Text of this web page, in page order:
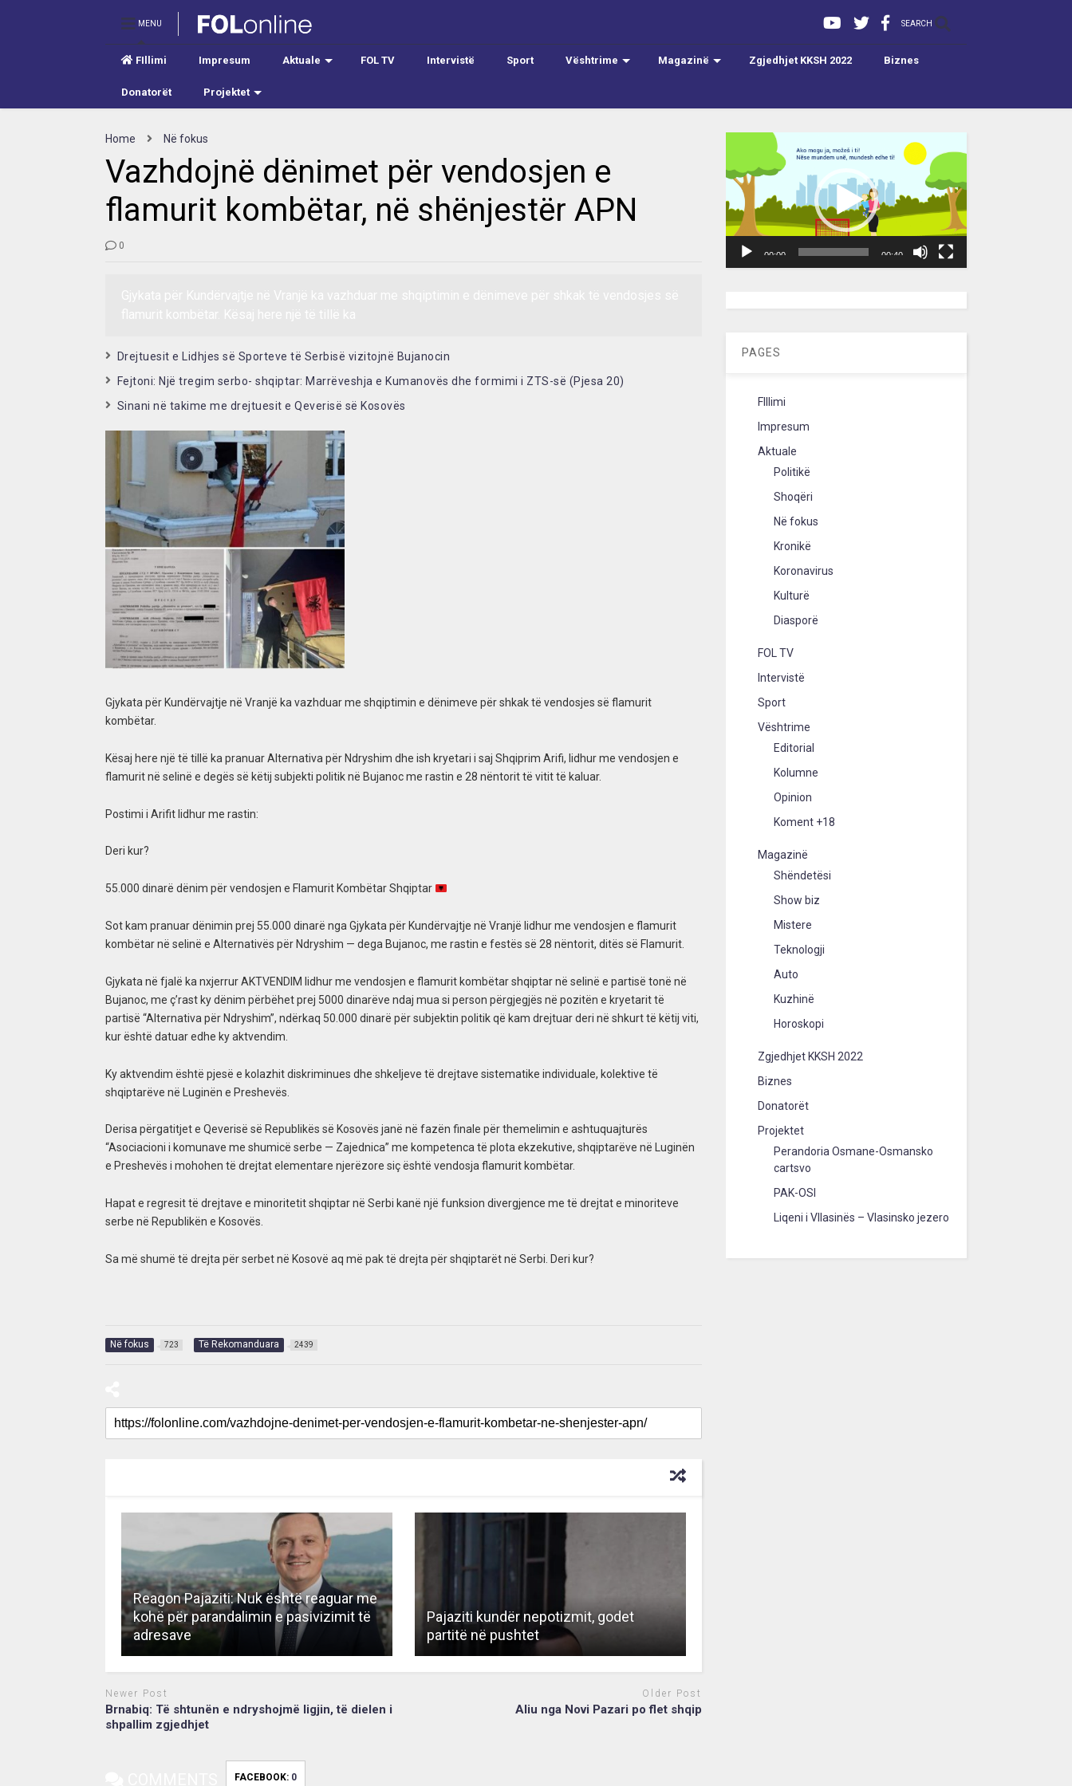
MENU SEARCH
FIllimi Impresum Aktuale FOL TV Intervistë Sport Vështrime Magazinë Zgjedhjet KKSH 2022 Biznes
Donatorët Projektet
Home Në fokus
Vazhdojnë dënimet për vendosjen e
flamurit kombëtar, në shënjestër APN
0
Drejtuesit e Lidhjes së Sporteve të Serbisë vizitojnë Bujanocin
Fejtoni: Një tregim serbo- shqiptar: Marrëveshja e Kumanovës dhe formimi i ZTS-së (Pjesa 20)
Sinani në takime me drejtuesit e Qeverisë së Kosovës
Gjykata për Kundërvajtje në Vranjë ka vazhduar me shqiptimin e dënimeve për shkak të vendosjes së flamurit
kombëtar.
Kësaj here një të tillë ka pranuar Alternativa për Ndryshim dhe ish kryetari i saj Shqiprim Arifi, lidhur me vendosjen e
flamurit në selinë e degës së këtij subjekti politik në Bujanoc me rastin e 28 nëntorit të vitit të kaluar.
Postimi i Arifit lidhur me rastin:
Deri kur?
55.000 dinarë dënim për vendosjen e Flamurit Kombëtar Shqiptar
Sot kam pranuar dënimin prej 55.000 dinarë nga Gjykata për Kundërvajtje në Vranjë lidhur me vendosjen e flamurit
kombëtar në selinë e Alternativës për Ndryshim — dega Bujanoc, me rastin e festës së 28 nëntorit, ditës së Flamurit.
Gjykata në fjalë ka nxjerrur AKTVENDIM lidhur me vendosjen e flamurit kombëtar shqiptar në selinë e partisë tonë në
Bujanoc, me ç’rast ky dënim përbëhet prej 5000 dinarëve ndaj mua si person përgjegjës në pozitën e kryetarit të
partisë “Alternativa për Ndryshim”, ndërkaq 50.000 dinarë për subjektin politik që kam drejtuar deri në shkurt të këtij viti,
kur është datuar edhe ky aktvendim.
Ky aktvendim është pjesë e kolazhit diskriminues dhe shkeljeve të drejtave sistematike individuale, kolektive të
shqiptarëve në Luginën e Preshevës.
Derisa përgatitjet e Qeverisë së Republikës së Kosovës janë në fazën finale për themelimin e ashtuquajturës
“Asociacioni i komunave me shumicë serbe — Zajednica” me kompetenca të plota ekzekutive, shqiptarëve në Luginën
e Preshevës i mohohen të drejtat elementare njerëzore siç është vendosja flamurit kombëtar.
Hapat e regresit të drejtave e minoritetit shqiptar në Serbi kanë një funksion divergjence me të drejtat e minoriteve
serbe në Republikën e Kosovës.
Sa më shumë të drejta për serbet në Kosovë aq më pak të drejta për shqiptarët në Serbi. Deri kur?
Në fokus 723 Të Rekomanduara 2439
Reagon Pajaziti: Nuk është reaguar me
kohë për parandalimin e pasivizimit të
adresave
Pajaziti kundër nepotizmit, godet
partitë në pushtet
Newer Post
Brnabiq: Të shtunën e ndryshojmë ligjin, të dielen i
shpallim zgjedhjet
Older Post
Aliu nga Novi Pazari po flet shqip
FACEBOOK: 0
00:00 00:40
PAGES
FIllimi
Impresum
Aktuale
Politikë
Shoqëri
Në fokus
Kronikë
Koronavirus
Kulturë
Diasporë
FOL TV
Intervistë
Sport
Vështrime
Editorial
Kolumne
Opinion
Koment +18
Magazinë
Shëndetësi
Show biz
Mistere
Teknologji
Auto
Kuzhinë
Horoskopi
Zgjedhjet KKSH 2022
Biznes
Donatorët
Projektet
Perandoria Osmane-Osmansko
cartsvo
PAK-OSI
Liqeni i Vllasinës – Vlasinsko jezero